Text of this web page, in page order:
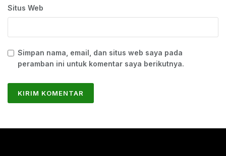
Situs Web
Simpan nama, email, dan situs web saya pada
peramban ini untuk komentar saya berikutnya.